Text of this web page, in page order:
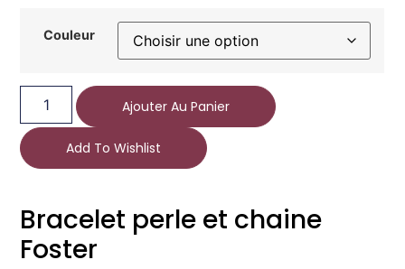
Couleur
Ajouter Au Panier
Add To Wishlist
Bracelet perle et chaine
Foster